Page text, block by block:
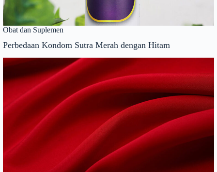
Obat dan Suplemen
Perbedaan Kondom Sutra Merah dengan Hitam